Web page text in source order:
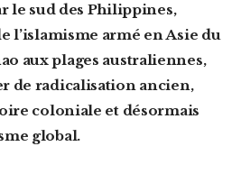
le sud des Philippines,
l’islamisme armé en Asie du
aux plages australiennes,
de radicalisation ancien,
coloniale et désormais
global.